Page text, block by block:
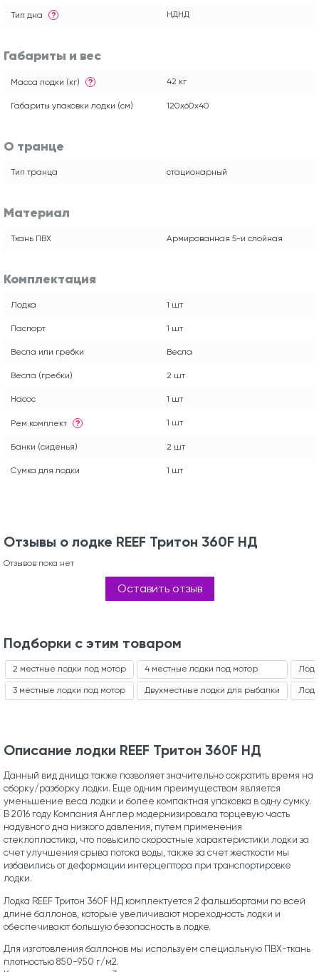
Тип дна ? НДНД
Габариты и вес
Масса лодки (кг) ? 42 кг
Габариты упаковки лодки (см) 120x60x40
О транце
Тип транца стационарный
Материал
Ткань ПВХ Армированная 5-и слойная
Комплектация
Лодка 1 шт
Паспорт 1 шт
Весла или гребки Весла
Весла (гребки) 2 шт
Насос 1 шт
Рем.комплект ? 1 шт
Банки (сиденья) 2 шт
Сумка для лодки 1 шт
Отзывы о лодке REEF Тритон 360F НД
Отзывов пока нет
Оставить отзыв
Подборки с этим товаром
2 местные лодки под мотор
3 местные лодки под мотор
4 местные лодки под мотор
Двухместные лодки для рыбалки
Описание лодки REEF Тритон 360F НД
Данный вид днища также позволяет значительно сократить время на
сборку/разборку лодки. Еще одним преимуществом является
уменьшение веса лодки и более компактная упаковка в одну сумку.
В 2016 году Компания Англер модернизировала торцевую часть
надувного дна низкого давления, путем применения
стеклопластика, что повысило скоростные характеристики лодки за
счет улучшения срыва потока воды, также за счет жесткости мы
избавились от деформации интерцептора при транспортировке
лодки.
Лодка REEF Тритон 360F НД комплектуется 2 фальшбортами по всей
длине баллонов, которые увеличивают мореходность лодки и
обеспечивают большую безопасность в лодке.
Для изготовления баллонов мы используем специальную ПВХ-ткань
плотностью 850-950 г/м2.